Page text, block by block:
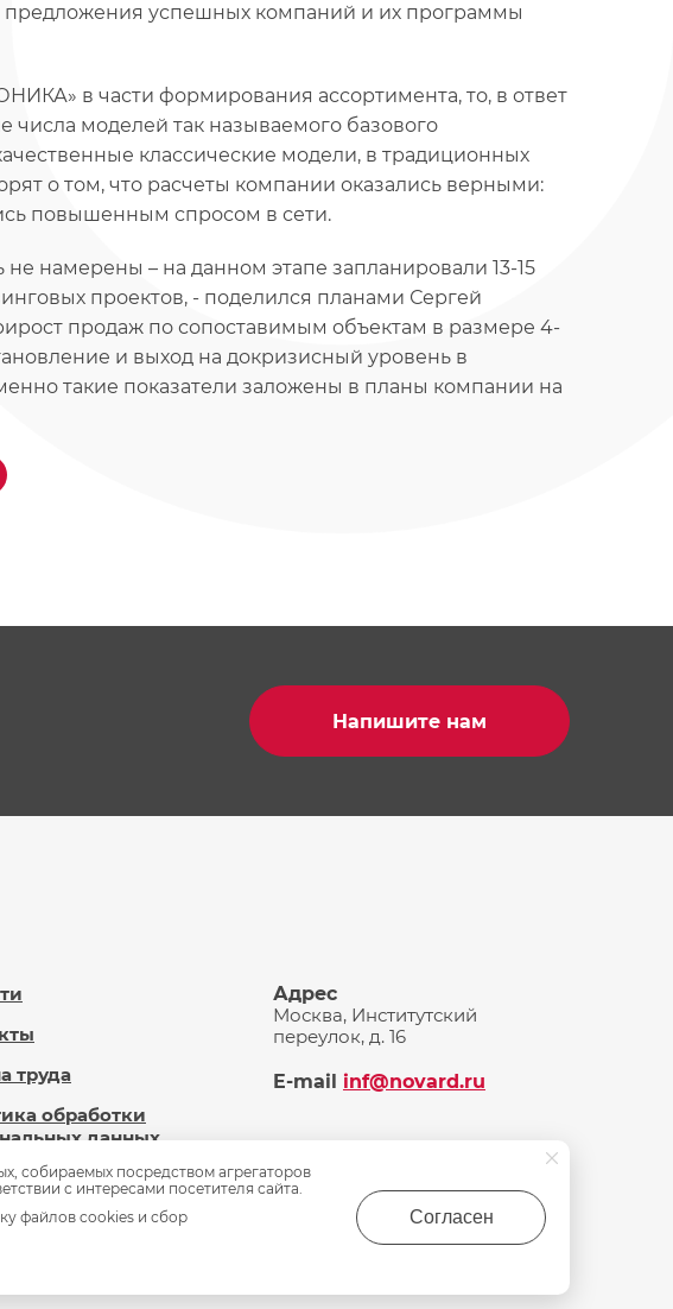
успешных компаний и их программы
в части формирования ассортимента, то, в ответ
моделей так называемого базового
классические модели, в традиционных
о том, что расчеты компании оказались верными:
повышенным спросом в сети.
намерены – на данном этапе запланировали 13-15
проектов, - поделился планами Сергей
продаж по сопоставимым объектам в размере 4-
и выход на докризисный уровень в
такие показатели заложены в планы компании на
Напишите нам
труда
обработки
данных
об
Адрес
Москва, Институтский
переулок, д. 16
E-mail inf@novard.ru
собираемых посредством агрегаторов
с интересами посетителя сайта.
файлов cookies и сбор
Согласен